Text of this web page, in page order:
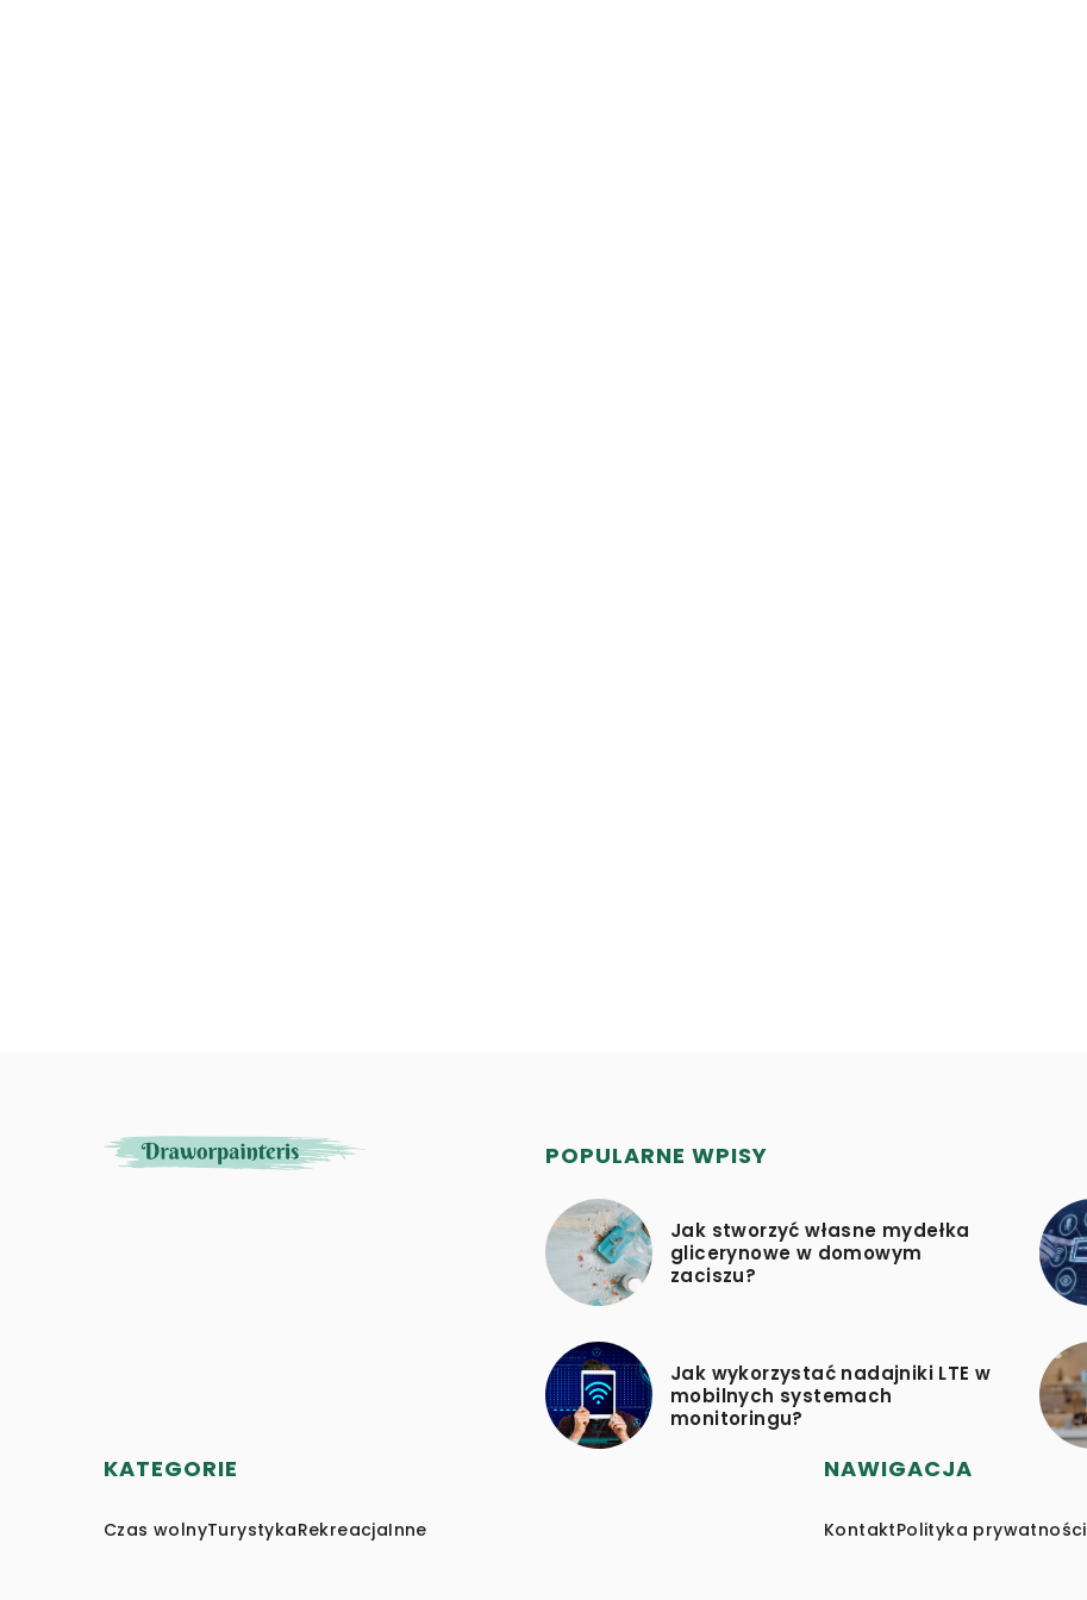
POPULARNE WPISY
Jak stworzyć własne mydełka
glicerynowe w domowym
zaciszu?
Jak wykorzystać nadajniki LTE w
mobilnych systemach
monitoringu?
KATEGORIE
Czas wolnyTurystykaRekreacjaInne
NAWIGACJA
KontaktPolityka prywatności